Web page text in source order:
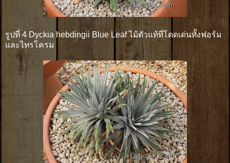
รูปที่ 4 Dyckia hebdingii Blue Leaf ไม้ตัวแท้ที่โดดเด่นทั้งฟอร์ม
และไทรโครม